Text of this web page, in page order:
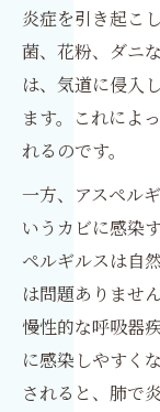
炎症を引き起こ
菌、花粉、ダニ
は、気道に侵入
ます。これによ
れるのです。
一方、アスペル
いうカビに感染
ペルギルスは自
は問題ありませ
慢性的な呼吸器
に感染しやすく
されると、肺で